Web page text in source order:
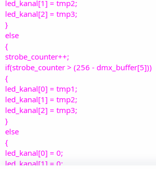
}
}
led_kanal[1] = tmp2;
led_kanal[2] = tmp3;
}
else
{
strobe_counter++;
if(strobe_counter > (256 - dmx_buffer[5]))
{
led_kanal[0] = tmp1;
led_kanal[1] = tmp2;
led_kanal[2] = tmp3;
}
else
{
led_kanal[0] = 0;
led_kanal[1] = 0;